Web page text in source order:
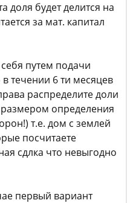
доля будет делится на
за мат. капитал
путем подачи
течении 6 ти месяцев
распределите доли
определения
т.е. дом с землей
посчитаете
сдлка что невыгодно
первый вариант